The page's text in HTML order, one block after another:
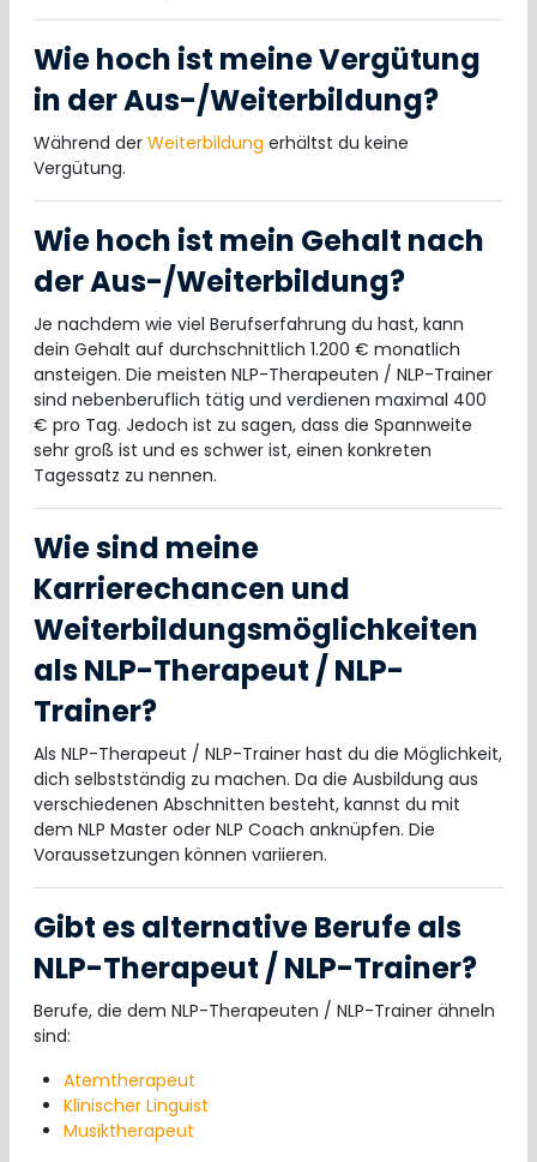
Wie hoch ist meine Vergütung
in der Aus-/Weiterbildung?
Während der Weiterbildung erhältst du keine
Vergütung.
Wie hoch ist mein Gehalt nach
der Aus-/Weiterbildung?
Je nachdem wie viel Berufserfahrung du hast, kann
dein Gehalt auf durchschnittlich 1.200 € monatlich
ansteigen. Die meisten NLP-Therapeuten / NLP-Trainer
sind nebenberuflich tätig und verdienen maximal 400
€ pro Tag. Jedoch ist zu sagen, dass die Spannweite
sehr groß ist und es schwer ist, einen konkreten
Tagessatz zu nennen.
Wie sind meine
Karrierechancen und
Weiterbildungsmöglichkeiten
als NLP-Therapeut / NLP-
Trainer?
Als NLP-Therapeut / NLP-Trainer hast du die Möglichkeit,
dich selbstständig zu machen. Da die Ausbildung aus
verschiedenen Abschnitten besteht, kannst du mit
dem NLP Master oder NLP Coach anknüpfen. Die
Voraussetzungen können variieren.
Gibt es alternative Berufe als
NLP-Therapeut / NLP-Trainer?
Berufe, die dem NLP-Therapeuten / NLP-Trainer ähneln
sind:
Atemtherapeut
Klinischer Linguist
Musiktherapeut